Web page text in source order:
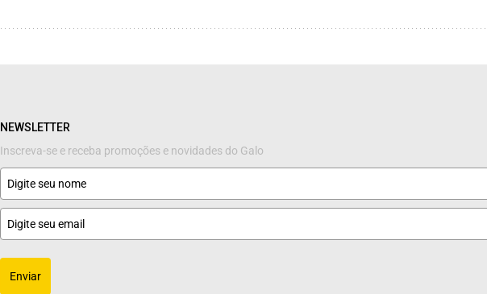
NEWSLETTER
Inscreva-se e receba promoções e novidades do Galo
Enviar